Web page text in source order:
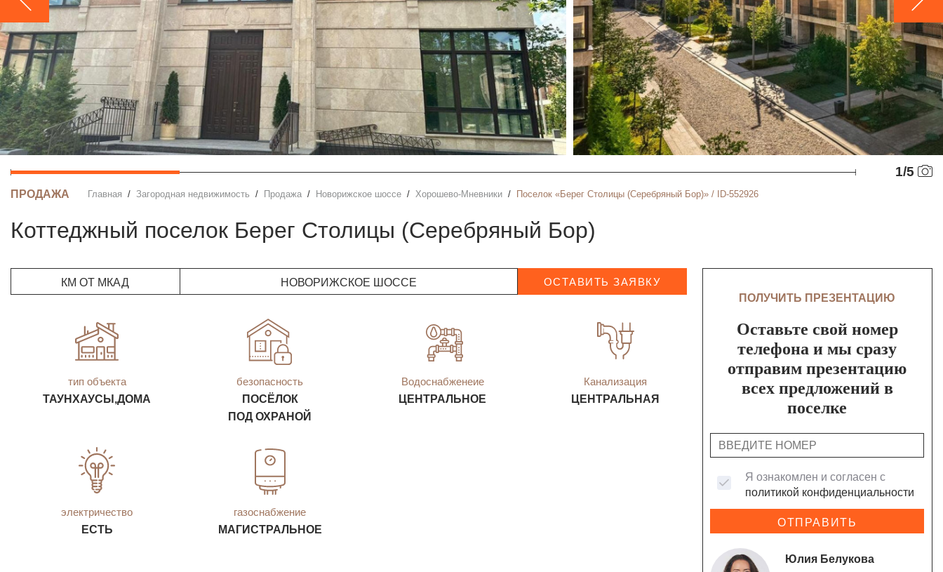
1/5
ПРОДАЖА Главная Загородная недвижимость Продажа Новорижское шоссе Хорошево-Мневники Поселок «Берег Столицы (Серебряный Бор)» / ID-552926
Коттеджный поселок Берег Столицы (Серебряный Бор)
КМ ОТ МКАД НОВОРИЖСКОЕ ШОССЕ ОСТАВИТЬ ЗАЯВКУ
тип объекта
ТАУНХАУСЫ,ДОМА
безопасность
ПОСЁЛОК
ПОД ОХРАНОЙ
Водоснабженеие
ЦЕНТРАЛЬНОЕ
Канализация
ЦЕНТРАЛЬНАЯ
электричество
ЕСТЬ
газоснабжение
МАГИСТРАЛЬНОЕ
ПОЛУЧИТЬ ПРЕЗЕНТАЦИЮ
Оставьте свой номер
телефона и мы сразу
отправим презентацию
всех предложений в
поселке
Я ознакомлен и согласен с
политикой конфиденциальности
ОТПРАВИТЬ
Юлия Белукова